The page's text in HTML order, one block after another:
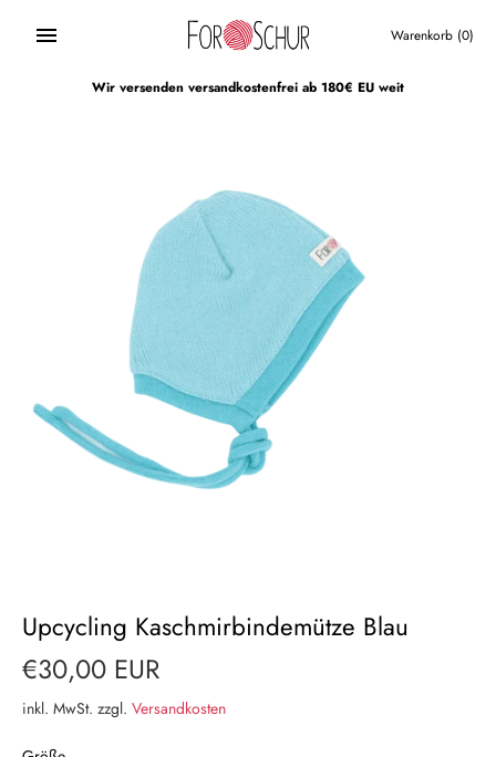
Warenkorb (0)
Wir versenden versandkostenfrei ab 180€ EU weit
Upcycling Kaschmirbindemütze Blau
€30,00 EUR
inkl. MwSt. zzgl. Versandkosten